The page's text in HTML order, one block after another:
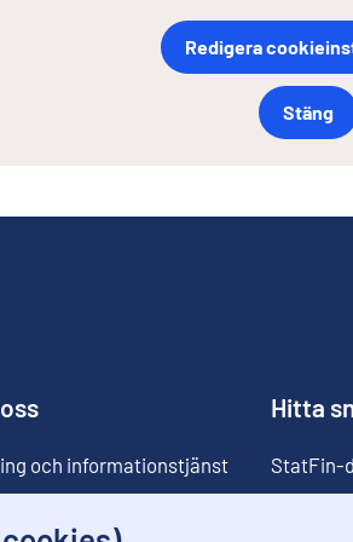
Redigera
Stäng
och informationstjänst
Hitta
StatFin-